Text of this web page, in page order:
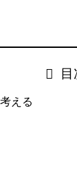
目
える